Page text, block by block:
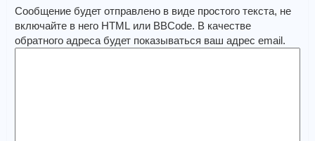
Сообщение будет отправлено в виде простого текста, не
включайте в него HTML или BBCode. В качестве
обратного адреса будет показываться ваш адрес email.